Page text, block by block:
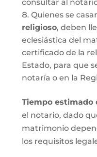
consultar al
Quienes se
religioso, deben
eclesiástica del
certificado de la
Estado, para que
notaría o en la
Tiempo estimado
el notario, dado
matrimonio
los requisitos